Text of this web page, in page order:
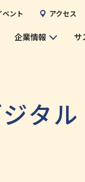
ベント アクセス
企業情報 サ
タ